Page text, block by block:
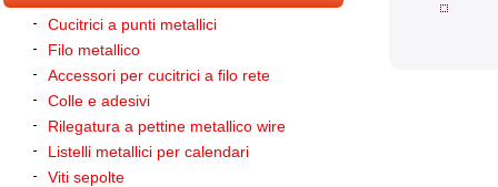
Cucitrici a punti metallici
Filo metallico
Accessori per cucitrici a filo rete
Colle e adesivi
Rilegatura a pettine metallico wire
Listelli metallici per calendari
Viti sepolte